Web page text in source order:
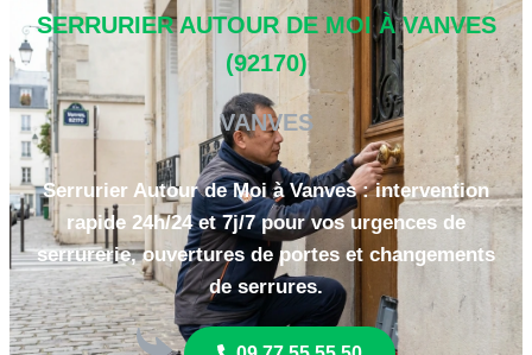
SERRURIER AUTOUR DE MOI À VANVES
(92170)
VANVES
Serrurier Autour de Moi à Vanves : intervention
rapide 24h/24 et 7j/7 pour vos urgences de
serrurerie, ouvertures de portes et changements
de serrures.